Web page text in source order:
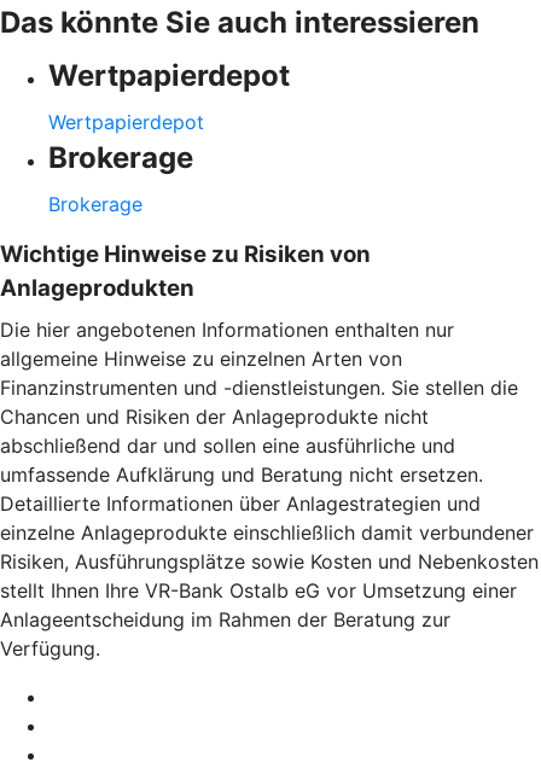
Das könnte Sie auch interessieren
Wertpapierdepot
Wertpapierdepot
Brokerage
Brokerage
Wichtige Hinweise zu Risiken von
Anlageprodukten
Die hier angebotenen Informationen enthalten nur
allgemeine Hinweise zu einzelnen Arten von
Finanzinstrumenten und -dienstleistungen. Sie stellen die
Chancen und Risiken der Anlageprodukte nicht
abschließend dar und sollen eine ausführliche und
umfassende Aufklärung und Beratung nicht ersetzen.
Detaillierte Informationen über Anlagestrategien und
einzelne Anlageprodukte einschließlich damit verbundener
Risiken, Ausführungsplätze sowie Kosten und Nebenkosten
stellt Ihnen Ihre VR-Bank Ostalb eG vor Umsetzung einer
Anlageentscheidung im Rahmen der Beratung zur
Verfügung.